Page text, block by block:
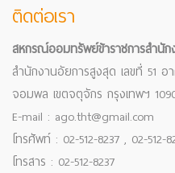
ติดต่อเรา
สหกรณ์ออมทรัพย์ข้าราชการสำนั
สำนักงานอัยการสูงสุด เลขที่ 51
จอมพล เขตจตุจักร กรุงเทพฯ
E-mail : ago.tht@gmail.com
โทรศัพท์ : 02-512-8237 , 02-512-
โทรสาร : 02-512-8237